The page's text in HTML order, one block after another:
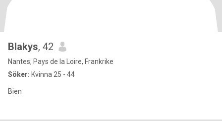
Blakys, 42
Nantes, Pays de la Loire, Frankrike
Söker: Kvinna 25 - 44
Bien